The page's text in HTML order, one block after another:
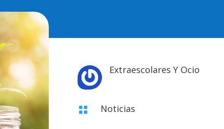
Extraescolares Y Ocio
 Noticias